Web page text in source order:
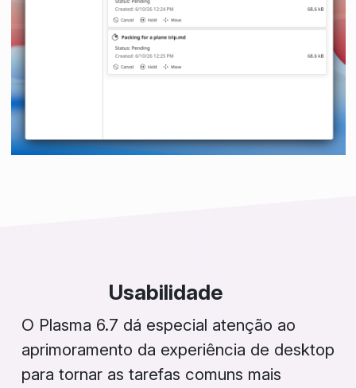
Usabilidade
O Plasma 6.7 dá especial atenção ao
aprimoramento da experiência de desktop
para tornar as tarefas comuns mais